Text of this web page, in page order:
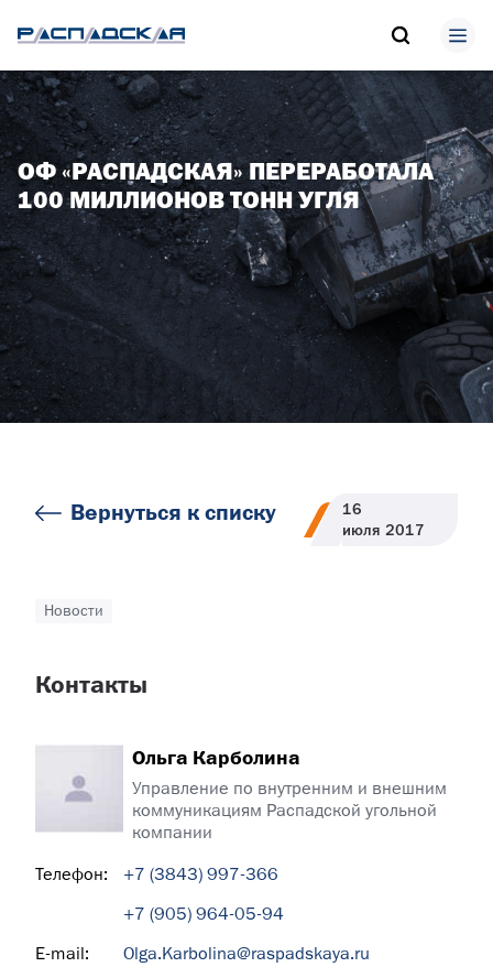
ОФ «РАСПАДСКАЯ» ПЕРЕРАБОТАЛА
100 МИЛЛИОНОВ ТОНН УГЛЯ
Вернуться к списку
16
июля 2017
Новости
Контакты
Ольга Карболина
Управление по внутренним и внешним
коммуникациям Распадской угольной
компании
Телефон:
+7 (3843) 997-366
+7 (905) 964-05-94
E-mail:
Olga.Karbolina@raspadskaya.ru